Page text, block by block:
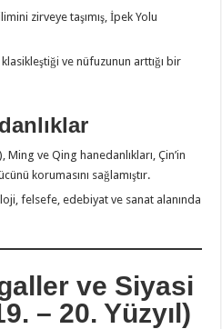
zirveye taşımış, İpek Yolu
ve nüfuzunun arttığı bir
ve Qing hanedanlıkları, Çin’in
korumasını sağlamıştır.
felsefe, edebiyat ve sanat alanında
ve Siyasi
– 20. Yüzyıl)